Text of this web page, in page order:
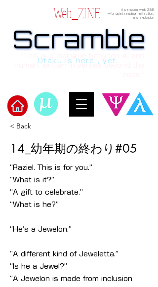
Web_ZINE
A personal web ZINE
ーfor quiet reading, reflection,
and explosion
Scramble
Scramble
human, written in verses beyond the
Otaku is here , yet.
< Back
14_幼年期の終わり#05
“Raziel. This is for you.”
“What is it?”
“A gift to celebrate.”
“What is he?”
“He’s a Jewelon.”
“A different kind of Jeweletta.”
“Is he a Jewel?”
“A Jewelon is made from inclusion